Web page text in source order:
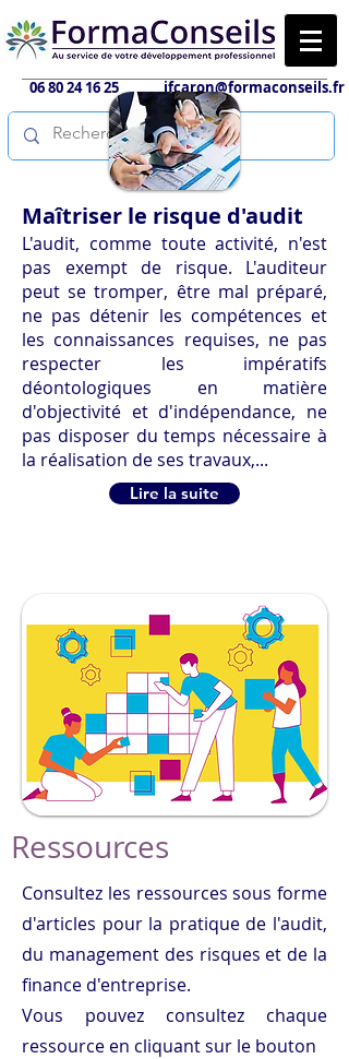
06 80 24 16 25 jfcaron@formaconseils.fr
Maîtriser le risque d'audit
L'audit, comme toute activité, n'est
pas exempt de risque. L'auditeur
peut se tromper, être mal préparé,
ne pas détenir les compétences et
les connaissances requises, ne pas
respecter les impératifs
déontologiques en matière
d'objectivité et d'indépendance, ne
pas disposer du temps nécessaire à
la réalisation de ses travaux,...
Lire la suite
Ressources
Consultez les ressources sous forme
d'articles pour la pratique de l'audit,
du management des risques et de la
finance d'entreprise.
Vous pouvez consultez chaque
ressource en cliquant sur le bouton